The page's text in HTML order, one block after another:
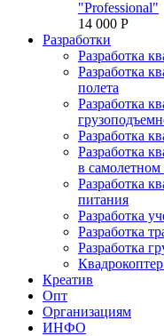
"Professional"
14 000 P
Разработки
Разработка
Разработка
полета
Разработка
Разработка
Разработка
в
Разработка
питания
Разработка
Разработка
Разработка
Квадрокоптер
Креатив
Опт
Организациям
ИНФО